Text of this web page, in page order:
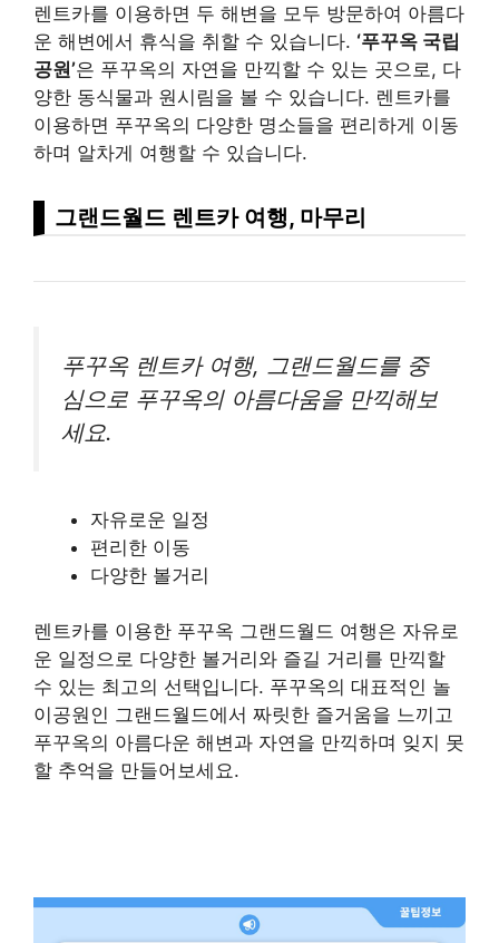
렌트카를 이용하면 두 해변을 모두 방문하여 아름다
운 해변에서 휴식을 취할 수 있습니다. ‘푸꾸옥 국립
공원’은 푸꾸옥의 자연을 만끽할 수 있는 곳으로, 다
양한 동식물과 원시림을 볼 수 있습니다. 렌트카를
이용하면 푸꾸옥의 다양한 명소들을 편리하게 이동
하며 알차게 여행할 수 있습니다.
그랜드월드 렌트카 여행, 마무리
푸꾸옥 렌트카 여행, 그랜드월드를 중
심으로 푸꾸옥의 아름다움을 만끽해보
세요.
자유로운 일정
편리한 이동
다양한 볼거리
렌트카를 이용한 푸꾸옥 그랜드월드 여행은 자유로
운 일정으로 다양한 볼거리와 즐길 거리를 만끽할
수 있는 최고의 선택입니다. 푸꾸옥의 대표적인 놀
이공원인 그랜드월드에서 짜릿한 즐거움을 느끼고
푸꾸옥의 아름다운 해변과 자연을 만끽하며 잊지 못
할 추억을 만들어보세요.